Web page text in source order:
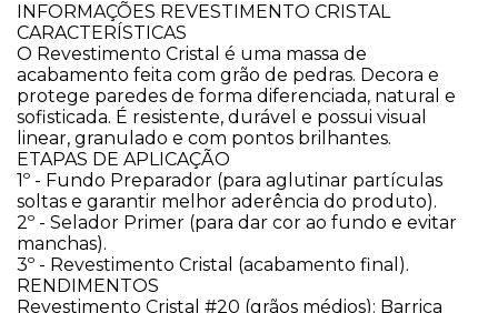
INFORMAÇÕES REVESTIMENTO CRISTAL
​CARACTERÍSTICAS
O Revestimento Cristal é uma massa de
acabamento feita com grão de pedras. Decora e
protege paredes de forma diferenciada, natural e
sofisticada. É resistente, durável e possui visual
linear, granulado e com pontos brilhantes.​
​ETAPAS DE APLICAÇÃO
1º - Fundo Preparador (para aglutinar partículas
soltas e garantir melhor aderência do produto).
2º - Selador Primer (para dar cor ao fundo e evitar
manchas).
3º - Revestimento Cristal (acabamento final).
​RENDIMENTOS
Revestimento Cristal #20 (grãos médios): Barrica